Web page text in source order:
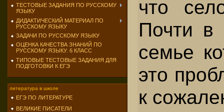
ТЕСТОВЫЕ ЗАДАНИЯ ПО РУССКОМУ
ЯЗЫКУ
ДИДАКТИЧЕСКИЙ МАТЕРИАЛ ПО
РУССКОМУ ЯЗЫКУ
ЗАДАЧИ ПО РУССКОМУ ЯЗЫКУ
ОЦЕНКА КАЧЕСТВА ЗНАНИЙ ПО
РУССКОМУ ЯЗЫКУ. 6 КЛАСС
ТИПОВЫЕ ТЕСТОВЫЕ ЗАДАНИЯ ДЛЯ
ПОДГОТОВКИ К ЕГЭ
литература в школе
ЕГЭ ПО ЛИТЕРАТУРЕ
ВЕЛИКИЕ ПИСАТЕЛИ
что
Почти в
семье
это
к